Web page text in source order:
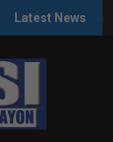
Latest News
PANANAMPALATAYA